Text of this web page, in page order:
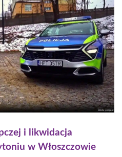
i likwidacja
w Włoszczowie